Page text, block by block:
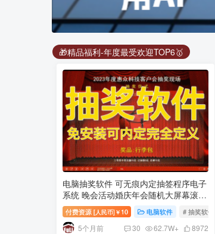
🎁精品福利-年度最受欢迎TOP6🥇
电脑抽奖软件 可无痕内定抽签程序电子
系统 晚会活动婚庆年会随机大屏幕滚动
实时保存 附抽奖背景图片红色喜庆精选
图片51张
付费资源 [人民币]￥ 10 电脑软件 # 抽奖软件
5个月前 30 62.7W+ 8972